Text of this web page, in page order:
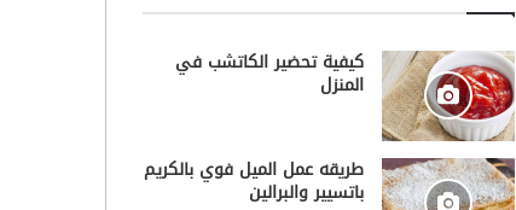
كيفية تحضير الكاتشب في
المنزل
طريقه عمل الميل فوي بالكريم
باتسيير والبرالين